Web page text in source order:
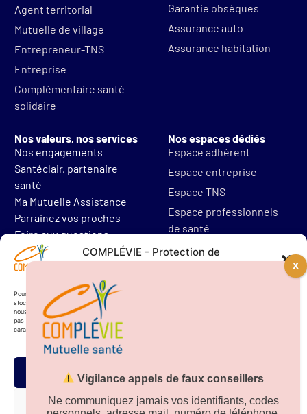
COMPLÉVIE - Protection de
Pour offrir les meilleures expériences, nous utilisons des technologies telles que les cookies pour
stocker et/ou accéder aux informations des appareils. Le fait de consentir à ces technologies
nous permettra de traiter des données telles que le comportement de navigation. Le fait de ne
pas consentir ou de retirer son consentement peut avoir un effet négatif sur certaines
caractéristiques et fonctions.
Accepter
Refuser
Agent territorial
Mutuelle de village
Entrepreneur-TNS
Entreprise
Complémentaire santé
solidaire
Garantie obsèques
Assurance auto
Assurance habitation
Nos valeurs, nos services
Nos engagements
Santéclair, partenaire
santé
Ma Mutuelle Assistance
Parrainez vos proches
Foire aux questions
Nos espaces dédiés
Espace adhérent
Espace entreprise
Espace TNS
Espace professionnels
de santé
Mentions légales
Protections des données
Téléchargez notre
application sur
Vigilance appels de faux conseillers
Ne communiquez jamais vos identifiants, codes